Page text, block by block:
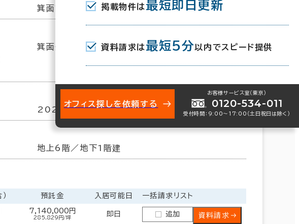
箕面市船場東3-10-1 地図を表示
箕面船場阪大前駅(北大阪急行電鉄) 1分
2021年 4月
地上6階／地下1階建
預託金 入居可能日 一括請求リスト
7,140,000円
285,829円/坪 即日 追加 資料請求
掲載物件は 最短即日更新
資料請求は 最短5分 以内でスピード提供
オフィス探しを依頼する
お客様サービス室（東京）
0120-534-011
受付時間：9:00〜17:00（土日祝日は除く）